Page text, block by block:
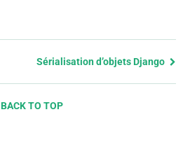
Sérialisation d’objets Django
BACK TO TOP